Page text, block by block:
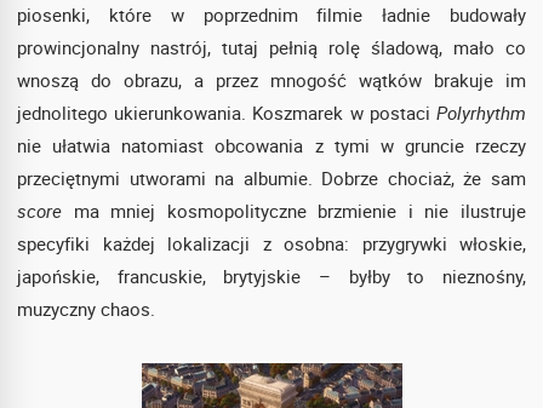
piosenki, które w poprzednim filmie ładnie budowały
prowincjonalny nastrój, tutaj pełnią rolę śladową, mało co
wnoszą do obrazu, a przez mnogość wątków brakuje im
jednolitego ukierunkowania. Koszmarek w postaci Polyrhythm
nie ułatwia natomiast obcowania z tymi w gruncie rzeczy
przeciętnymi utworami na albumie. Dobrze chociaż, że sam
score ma mniej kosmopolityczne brzmienie i nie ilustruje
specyfiki każdej lokalizacji z osobna: przygrywki włoskie,
japońskie, francuskie, brytyjskie – byłby to nieznośny,
muzyczny chaos.